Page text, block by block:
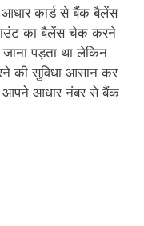
आधार कार्ड से बैंक बैलेंस
का बैलेंस चेक करने
पड़ता था लेकिन
की सुविधा आसान कर
आपने आधार नंबर से बैंक